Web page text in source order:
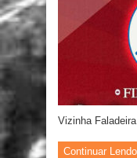
Vizinha
Continuar